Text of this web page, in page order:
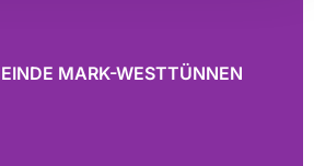
MARK-WESTTÜNNEN